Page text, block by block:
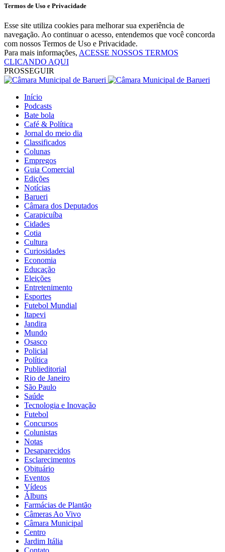
Termos de Uso e Privacidade
Esse site utiliza cookies para melhorar sua experiência de
navegação. Ao continuar o acesso, entendemos que você concorda
com nossos Termos de Uso e Privacidade.
Para mais informações, ACESSE NOSSOS TERMOS
CLICANDO AQUI
PROSSEGUIR
Início
Podcasts
Bate bola
Café & Política
Jornal do meio dia
Classificados
Colunas
Empregos
Guia Comercial
Edições
Notícias
Barueri
Câmara dos Deputados
Carapicuíba
Cidades
Cotia
Cultura
Curiosidades
Economia
Educação
Eleições
Entretenimento
Esportes
Futebol Mundial
Itapevi
Jandira
Mundo
Osasco
Policial
Política
Publieditorial
Rio de Janeiro
São Paulo
Saúde
Tecnologia e Inovação
Futebol
Concursos
Colunistas
Notas
Desaparecidos
Esclarecimentos
Obituário
Eventos
Vídeos
Álbuns
Farmácias de Plantão
Câmeras Ao Vivo
Câmara Municipal
Centro
Jardim Itália
Contato